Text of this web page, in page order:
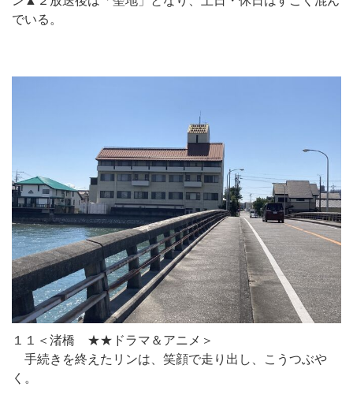
でいる。
１１＜渚橋 ★★ドラマ＆アニメ＞
手続きを終えたリンは、笑顔で走り出し、こうつぶや
く。